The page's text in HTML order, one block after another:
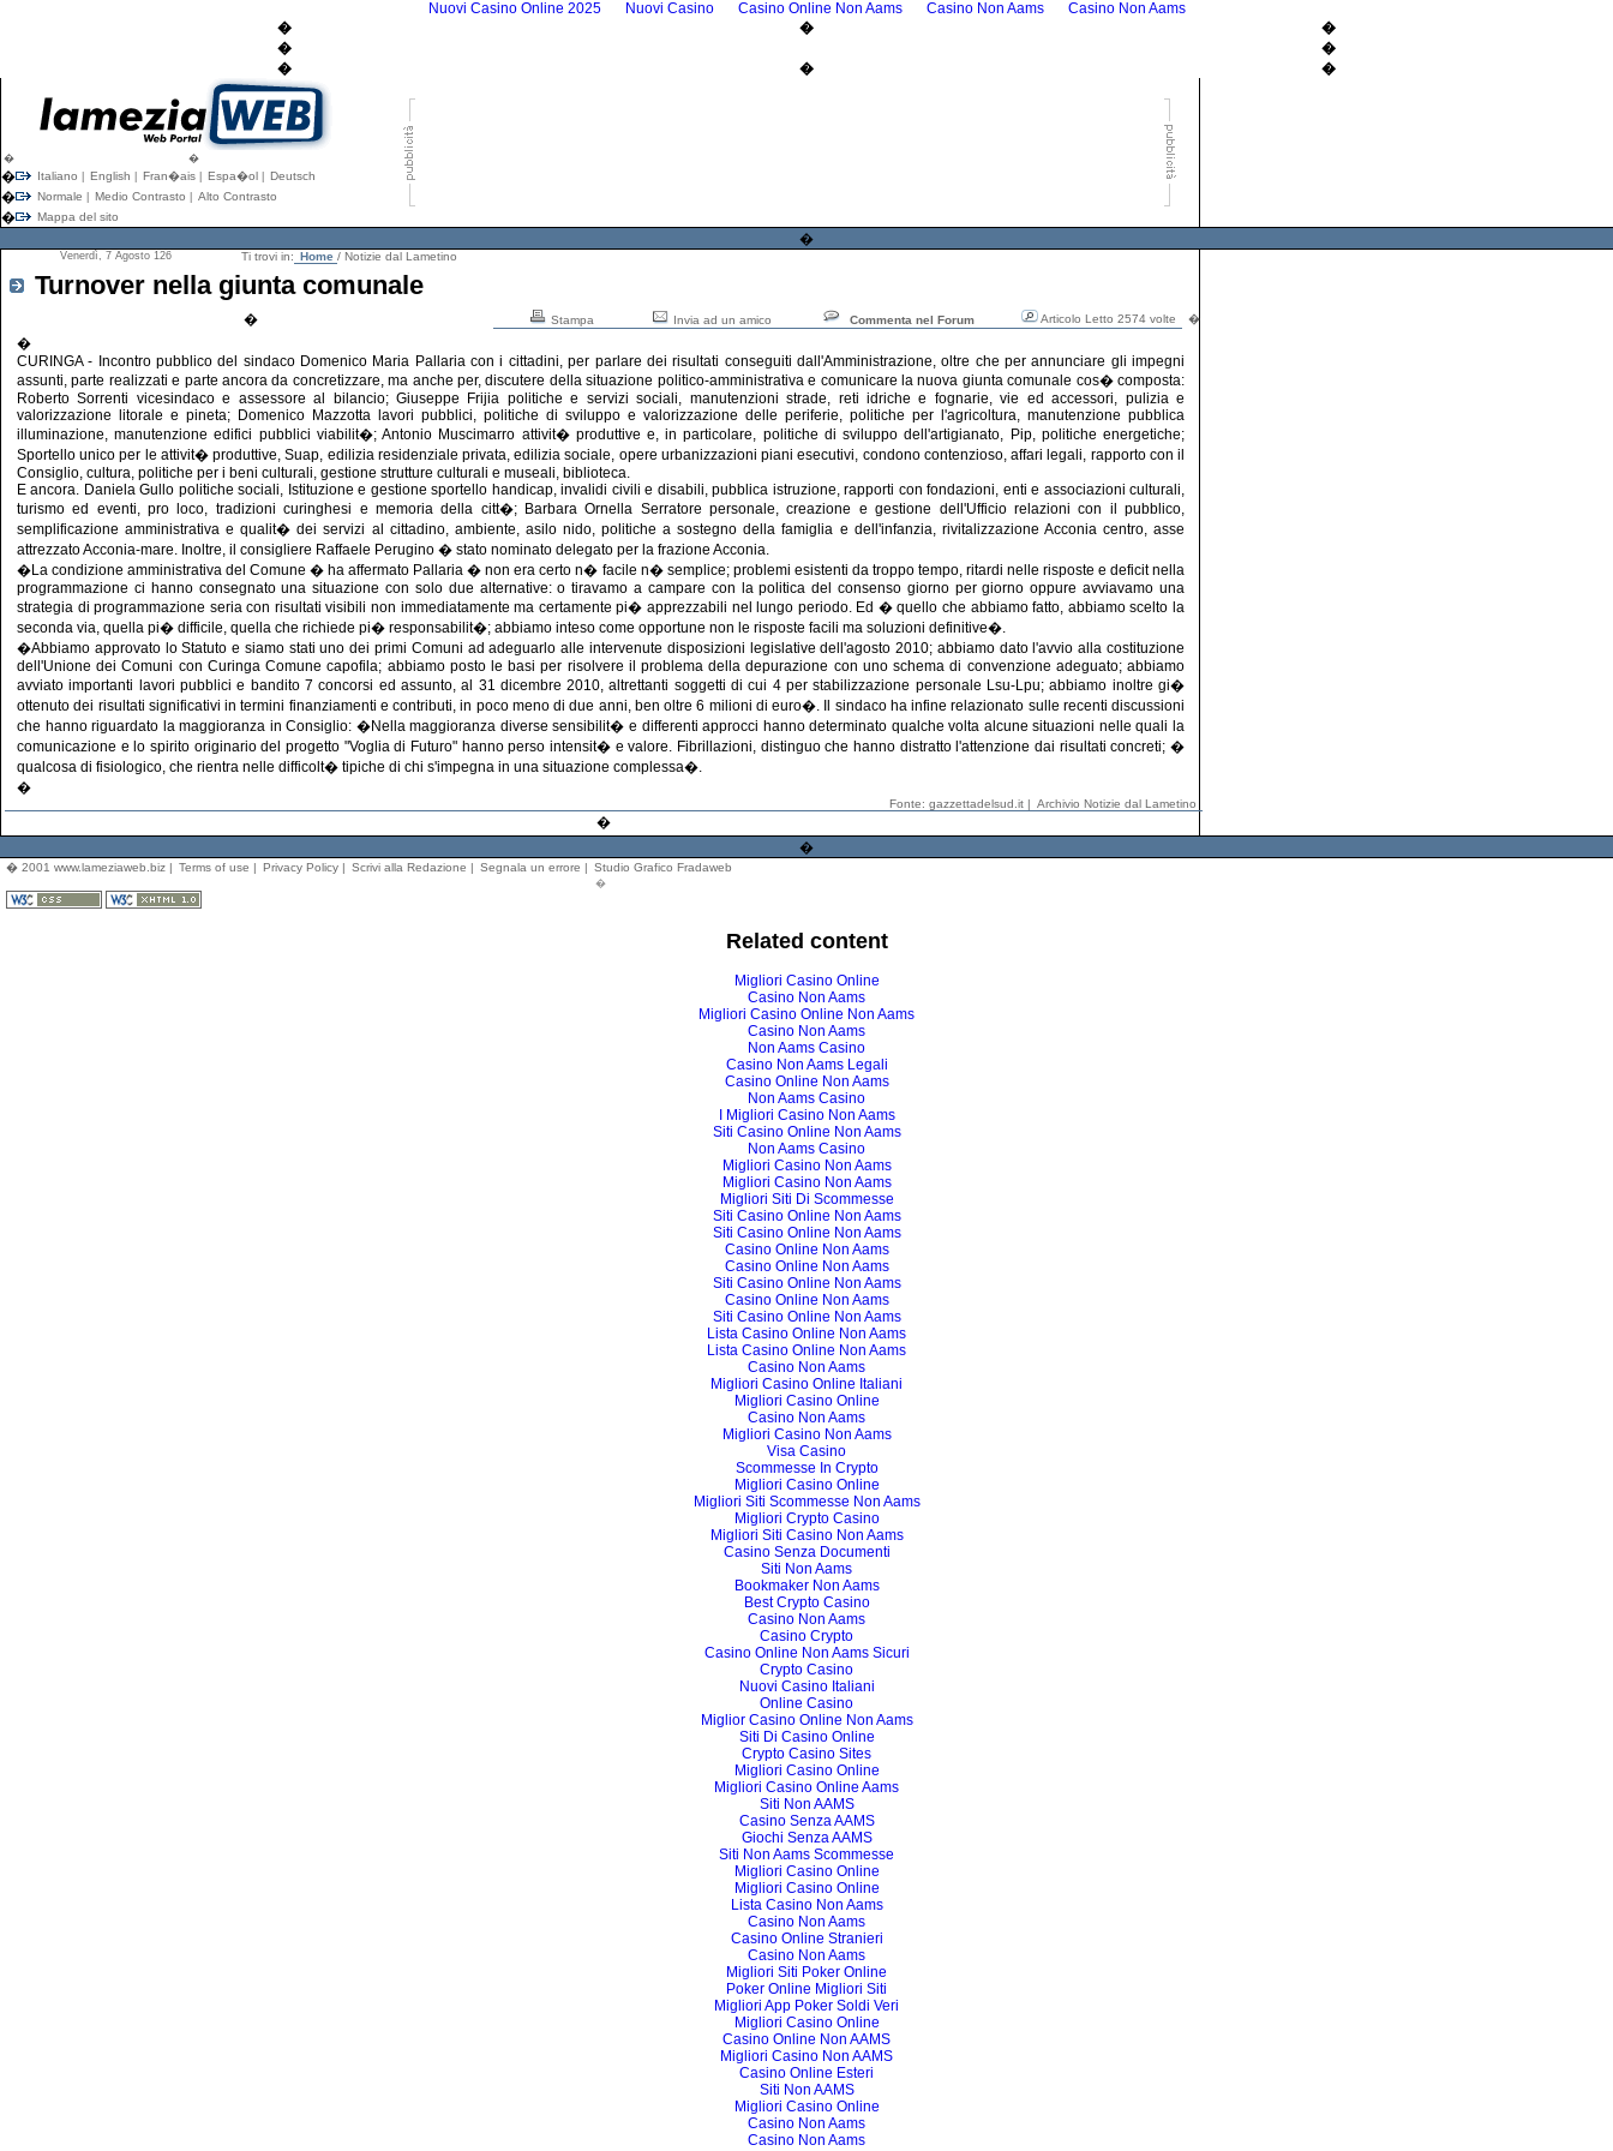
Nuovi Casino Online 2025 Nuovi Casino Casino Online Non Aams Casino Non Aams
Casino Non Aams
�
�
�
�
�
�
� �
� �
� Italiano English Fran�ais Espa�ol Deutsch
� Normale Medio Contrasto Alto Contrasto
� Mappa del sito
�
Venerdì, 7 Agosto 126 Ti trovi in: Home / Notizie dal Lametino
Turnover nella giunta comunale
� Stampa Invia ad un amico Commenta nel Forum Articolo Letto 2574 volte �
�
CURINGA - Incontro pubblico del sindaco Domenico Maria Pallaria con i cittadini, per parlare dei risultati conseguiti dall'Amministrazione, oltre che per annunciare gli impegni
assunti, parte realizzati e parte ancora da concretizzare, ma anche per, discutere della situazione politico-amministrativa e comunicare la nuova giunta comunale cos� composta:
Roberto Sorrenti vicesindaco e assessore al bilancio; Giuseppe Frijia politiche e servizi sociali, manutenzioni strade, reti idriche e fognarie, vie ed accessori, pulizia e
valorizzazione litorale e pineta; Domenico Mazzotta lavori pubblici, politiche di sviluppo e valorizzazione delle periferie, politiche per l'agricoltura, manutenzione pubblica
illuminazione, manutenzione edifici pubblici viabilit�; Antonio Muscimarro attivit� produttive e, in particolare, politiche di sviluppo dell'artigianato, Pip, politiche energetiche;
Sportello unico per le attivit� produttive, Suap, edilizia residenziale privata, edilizia sociale, opere urbanizzazioni piani esecutivi, condono contenzioso, affari legali, rapporto con il
Consiglio, cultura, politiche per i beni culturali, gestione strutture culturali e museali, biblioteca.
E ancora. Daniela Gullo politiche sociali, Istituzione e gestione sportello handicap, invalidi civili e disabili, pubblica istruzione, rapporti con fondazioni, enti e associazioni culturali,
turismo ed eventi, pro loco, tradizioni curinghesi e memoria della citt�; Barbara Ornella Serratore personale, creazione e gestione dell'Ufficio relazioni con il pubblico,
semplificazione amministrativa e qualit� dei servizi al cittadino, ambiente, asilo nido, politiche a sostegno della famiglia e dell'infanzia, rivitalizzazione Acconia centro, asse
attrezzato Acconia-mare. Inoltre, il consigliere Raffaele Perugino � stato nominato delegato per la frazione Acconia.
�La condizione amministrativa del Comune � ha affermato Pallaria � non era certo n� facile n� semplice; problemi esistenti da troppo tempo, ritardi nelle risposte e deficit nella
programmazione ci hanno consegnato una situazione con solo due alternative: o tiravamo a campare con la politica del consenso giorno per giorno oppure avviavamo una
strategia di programmazione seria con risultati visibili non immediatamente ma certamente pi� apprezzabili nel lungo periodo. Ed � quello che abbiamo fatto, abbiamo scelto la
seconda via, quella pi� difficile, quella che richiede pi� responsabilit�; abbiamo inteso come opportune non le risposte facili ma soluzioni definitive�.
�Abbiamo approvato lo Statuto e siamo stati uno dei primi Comuni ad adeguarlo alle intervenute disposizioni legislative dell'agosto 2010; abbiamo dato l'avvio alla costituzione
dell'Unione dei Comuni con Curinga Comune capofila; abbiamo posto le basi per risolvere il problema della depurazione con uno schema di convenzione adeguato; abbiamo
avviato importanti lavori pubblici e bandito 7 concorsi ed assunto, al 31 dicembre 2010, altrettanti soggetti di cui 4 per stabilizzazione personale Lsu-Lpu; abbiamo inoltre gi�
ottenuto dei risultati significativi in termini finanziamenti e contributi, in poco meno di due anni, ben oltre 6 milioni di euro�. Il sindaco ha infine relazionato sulle recenti discussioni
che hanno riguardato la maggioranza in Consiglio: �Nella maggioranza diverse sensibilit� e differenti approcci hanno determinato qualche volta alcune situazioni nelle quali la
comunicazione e lo spirito originario del progetto "Voglia di Futuro" hanno perso intensit� e valore. Fibrillazioni, distinguo che hanno distratto l'attenzione dai risultati concreti; �
qualcosa di fisiologico, che rientra nelle difficolt� tipiche di chi s'impegna in una situazione complessa�.
�
Fonte: gazzettadelsud.it | Archivio Notizie dal Lametino
�
�
� 2001 www.lameziaweb.biz | Terms of use | Privacy Policy | Scrivi alla Redazione | Segnala un errore | Studio Grafico Fradaweb
�
Related content
Migliori Casino Online
Casino Non Aams
Migliori Casino Online Non Aams
Casino Non Aams
Non Aams Casino
Casino Non Aams Legali
Casino Online Non Aams
Non Aams Casino
I Migliori Casino Non Aams
Siti Casino Online Non Aams
Non Aams Casino
Migliori Casino Non Aams
Migliori Casino Non Aams
Migliori Siti Di Scommesse
Siti Casino Online Non Aams
Siti Casino Online Non Aams
Casino Online Non Aams
Casino Online Non Aams
Siti Casino Online Non Aams
Casino Online Non Aams
Siti Casino Online Non Aams
Lista Casino Online Non Aams
Lista Casino Online Non Aams
Casino Non Aams
Migliori Casino Online Italiani
Migliori Casino Online
Casino Non Aams
Migliori Casino Non Aams
Visa Casino
Scommesse In Crypto
Migliori Casino Online
Migliori Siti Scommesse Non Aams
Migliori Crypto Casino
Migliori Siti Casino Non Aams
Casino Senza Documenti
Siti Non Aams
Bookmaker Non Aams
Best Crypto Casino
Casino Non Aams
Casino Crypto
Casino Online Non Aams Sicuri
Crypto Casino
Nuovi Casino Italiani
Online Casino
Miglior Casino Online Non Aams
Siti Di Casino Online
Crypto Casino Sites
Migliori Casino Online
Migliori Casino Online Aams
Siti Non AAMS
Casino Senza AAMS
Giochi Senza AAMS
Siti Non Aams Scommesse
Migliori Casino Online
Migliori Casino Online
Lista Casino Non Aams
Casino Non Aams
Casino Online Stranieri
Casino Non Aams
Migliori Siti Poker Online
Poker Online Migliori Siti
Migliori App Poker Soldi Veri
Migliori Casino Online
Casino Online Non AAMS
Migliori Casino Non AAMS
Casino Online Esteri
Siti Non AAMS
Migliori Casino Online
Casino Non Aams
Casino Non Aams